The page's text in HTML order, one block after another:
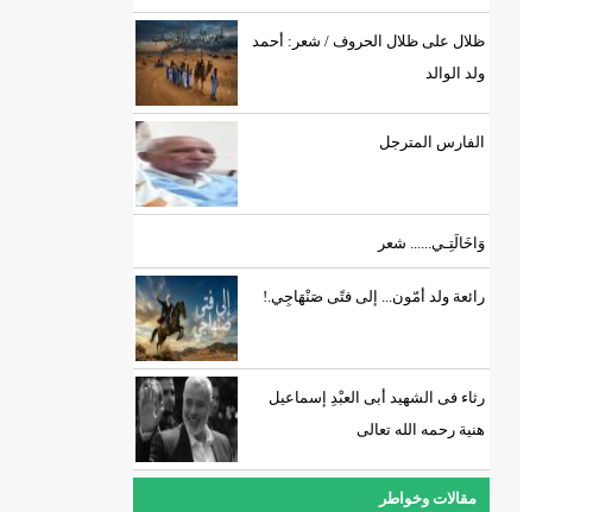
ظلال على ظلال الحروف / شعر: أحمد
ولد الوالد
الفارس المترجل
وَاخَالَتِـي...... شعر
رائعة ولد أمّون... إلى فتًى صَنْهَاجِي.!
رثاء فى الشهيد أبى العبْدِ إسماعيل
هنية رحمه الله تعالى
مقالات وخواطر